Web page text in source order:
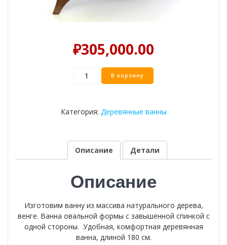
₽305,000.00
Количество
товара
В корзину
Категория: Деревянные ванны
Описание Детали
Описание
Изготовим ванну из массива натурального дерева,
венге. Ванна овальной формы с завышенной спинкой с
одной стороны. Удобная, комфортная деревянная
ванна, длиной 180 см.